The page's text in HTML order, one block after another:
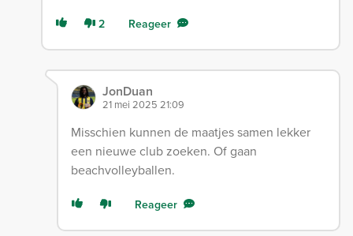
2 Reageer
JonDuan
21 mei 2025 21:09
Misschien kunnen de maatjes samen lekker
een nieuwe club zoeken. Of gaan
beachvolleyballen.
Reageer